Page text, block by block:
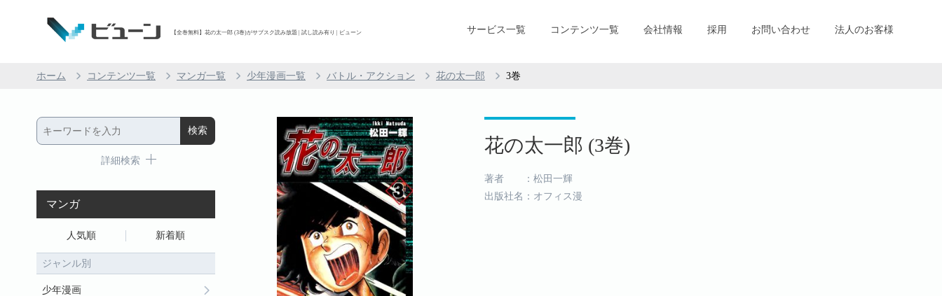
【全巻無料】花の太一郎 (3巻)がサブスク読み放題 | 試し読み有り | ビューン サービス一覧 コンテンツ一覧 会社情報 採用 お問い合わせ 法人のお客様
ホーム コンテンツ一覧 マンガ一覧 少年漫画一覧 バトル・アクション 花の太一郎 3巻
花の太一郎 (3巻)
著者 ：松田一輝
出版社名：オフィス漫
詳細検索
マンガ
人気順 新着順
ジャンル別
少年漫画